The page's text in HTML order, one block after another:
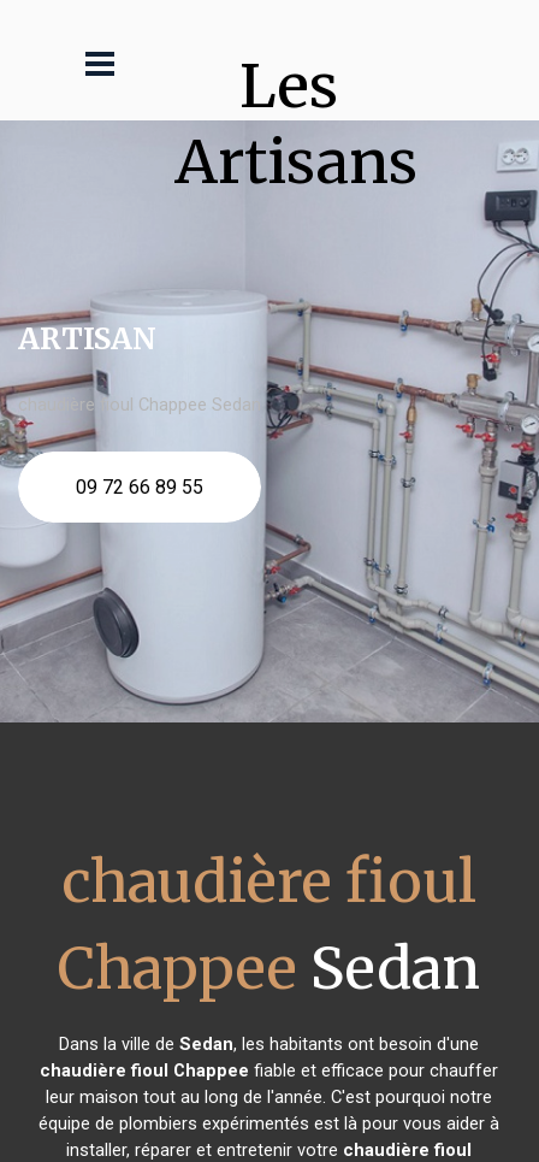
Les
Artisans
ARTISAN
chaudière fioul Chappee Sedan
09 72 66 89 55
chaudière fioul
Chappee Sedan
Dans la ville deSedan, les habitants ont besoin d'une
chaudière fioul Chappee fiable et efficace pour chauffer
leur maison tout au long de l'année. C'est pourquoi notre
équipe de plombiers expérimentés est là pour vous aider à
installer, réparer et entretenir votre chaudière fioul